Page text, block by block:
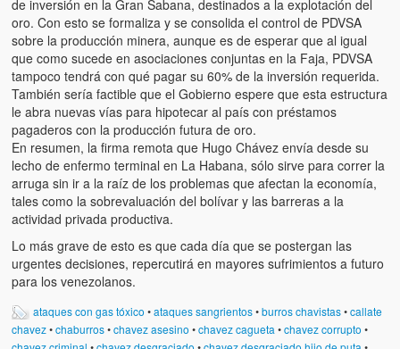
Fotos
Versos
Cuentos
Videos
Chistes
de inversión en la Gran Sabana, destinados a la explotación del
oro. Con esto se formaliza y se consolida el control de PDVSA
sobre la producción minera, aunque es de esperar que al igual
que como sucede en asociaciones conjuntas en la Faja, PDVSA
tampoco tendrá con qué pagar su 60% de la inversión requerida.
También sería factible que el Gobierno espere que esta estructura
le abra nuevas vías para hipotecar al país con préstamos
pagaderos con la producción futura de oro.
En resumen, la firma remota que Hugo Chávez envía desde su
lecho de enfermo terminal en La Habana, sólo sirve para correr la
arruga sin ir a la raíz de los problemas que afectan la economía,
tales como la sobrevaluación del bolívar y las barreras a la
actividad privada productiva.
Lo más grave de esto es que cada día que se postergan las
urgentes decisiones, repercutirá en mayores sufrimientos a futuro
para los venezolanos.
ataques con gas tóxico •ataques sangrientos•burros chavistas•callate
chavez•chaburros•chavez asesino •chavez cagueta •chavez corrupto •